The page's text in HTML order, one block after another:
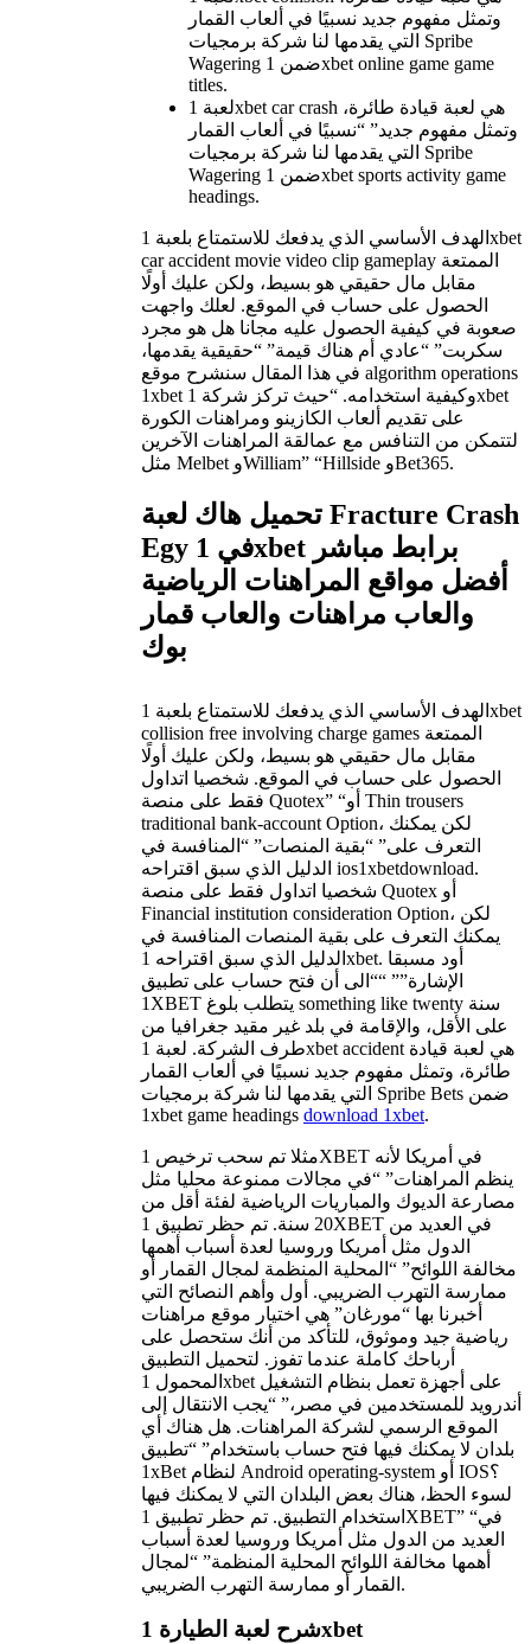
وتمثل مفهوم جديد نسبيًا في ألعاب القمار
التي يقدمها لنا شركة برمجيات Spribe
Wagering ضمن 1xbet online game game
titles.
لعبة 1xbet car crash هي لعبة قيادة طائرة،
وتمثل مفهوم جديد” “نسبيًا في ألعاب القمار
التي يقدمها لنا شركة برمجيات Spribe
Wagering ضمن 1xbet sports activity game
headings.
الهدف الأساسي الذي يدفعك للاستمتاع بلعبة 1xbet
car accident movie video clip gameplay الممتعة
مقابل مال حقيقي هو بسيط، ولكن عليك أولًا
الحصول على حساب في الموقع. لعلك واجهت
صعوبة في كيفية الحصول عليه مجانا هل هو مجرد
سكربت” “عادي أم هناك قيمة” “حقيقية يقدمها،
في هذا المقال سنشرح موقع algorithm operations
1xbet وكيفية استخدامه. “حيث تركز شركة 1xbet
على تقديم ألعاب الكازينو ومراهنات الكورة
لتتمكن من التنافس مع عمالقة المراهنات الآخرين
مثل Melbet وWilliam” “Hillside وBet365.
تحميل هاك لعبة Fracture Crash
Egy في 1xbet برابط مباشر
أفضل مواقع المراهنات الرياضية
والعاب مراهنات والعاب قمار
بوك
الهدف الأساسي الذي يدفعك للاستمتاع بلعبة 1xbet
collision free involving charge games الممتعة
مقابل مال حقيقي هو بسيط، ولكن عليك أولًا
الحصول على حساب في الموقع. شخصيا اتداول
فقط على منصة Quotex” “أو Thin trousers
traditional bank-account Option، لكن يمكنك
التعرف على” “بقية المنصات” “المنافسة في
الدليل الذي سبق اقتراحه ios1xbetdownload.
شخصيا اتداول فقط على منصة Quotex أو
Financial institution consideration Option، لكن
يمكنك التعرف على بقية المنصات المنافسة في
الدليل الذي سبق اقتراحه 1xbet. أود مسبقا
الإشارة”” ““الى أن فتح حساب على تطبيق
1XBET يتطلب بلوغ something like twenty سنة
على الأقل، والإقامة في بلد غير مقيد جغرافيا من
طرف الشركة. لعبة 1xbet accident هي لعبة قيادة
طائرة، وتمثل مفهوم جديد نسبيًا في ألعاب القمار
التي يقدمها لنا شركة برمجيات Spribe Bets ضمن
1xbet game headings download 1xbet.
مثلا تم سحب ترخيص 1XBET في أمريكا لأنه
ينظم المراهنات” “في مجالات ممنوعة محليا مثل
مصارعة الديوك والمباريات الرياضية لفئة أقل من
20 سنة. تم حظر تطبيق 1XBET في العديد من
الدول مثل أمريكا وروسيا لعدة أسباب أهمها
مخالفة اللوائح” “المحلية المنظمة لمجال القمار أو
ممارسة التهرب الضريبي. أول وأهم النصائح التي
أخبرنا بها “مورغان” هي اختيار موقع مراهنات
رياضية جيد وموثوق، للتأكد من أنك ستحصل على
أرباحك كاملة عندما تفوز. لتحميل التطبيق
المحمول 1xbet على أجهزة تعمل بنظام التشغيل
أندرويد للمستخدمين في مصر،” “يجب الانتقال إلى
الموقع الرسمي لشركة المراهنات. هل هناك أي
بلدان لا يمكنك فيها فتح حساب باستخدام” “تطبيق
1xBet لنظام Android operating-system أو IOS؟
لسوء الحظ، هناك بعض البلدان التي لا يمكنك فيها
استخدام التطبيق. تم حظر تطبيق 1XBET” “في
العديد من الدول مثل أمريكا وروسيا لعدة أسباب
أهمها مخالفة اللوائح المحلية المنظمة” “لمجال
القمار أو ممارسة التهرب الضريبي.
شرح لعبة الطيارة 1xbet